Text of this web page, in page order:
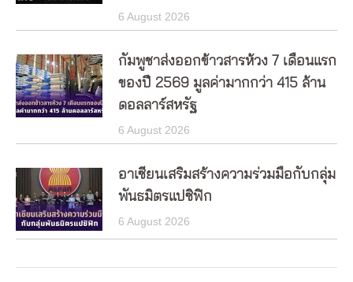
6 August 2026
กัมพูชาส่งออกข้าวสารห้วง 7 เดือนแรก
ของปี 2569 มูลค่ามากกว่า 415 ล้าน
ดอลลาร์สหรัฐ
6 August 2026
อาเซียนเสริมสร้างความร่วมมือกับกลุ่ม
พันธมิตรแปซิฟิก
6 August 2026